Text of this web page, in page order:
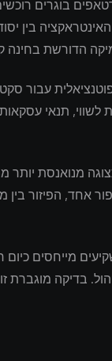
בוגרים
בין
הדורשת בחינה
שנת 2026 כנקודת מפנה
תנאי
מנואנסת יותר
אחד, הפיזור בין
מייחסים כיום
בדיקה מוגברת